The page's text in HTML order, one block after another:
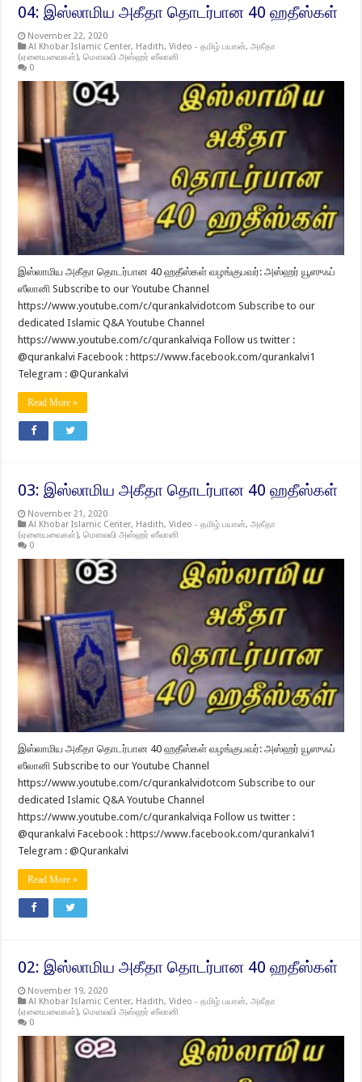
04: இஸ்லாமிய அகீதா தொடர்பான 40 ஹதீஸ்கள்
November 22, 2020
Al Khobar Islamic Center, Hadith,Video - தமிழ் பயான்,அகீதா
(ஏனையவைகள்),மௌலவி அஸ்ஹர் ஸீலானி
0
இஸ்லாமிய அகீதா தொடர்பான 40 ஹதீஸ்கள் வழங்குபவர்: அஸ்ஹர் யூஸுஃப்
ஸீலானி Subscribe to our Youtube Channel
https://www.youtube.com/c/qurankalvidotcom Subscribe to our
dedicated Islamic Q&A Youtube Channel
https://www.youtube.com/c/qurankalviqa Follow us twitter :
@qurankalvi Facebook : https://www.facebook.com/qurankalvi1
Telegram : @Qurankalvi
Read More »
03: இஸ்லாமிய அகீதா தொடர்பான 40 ஹதீஸ்கள்
November 21, 2020
Al Khobar Islamic Center, Hadith,Video - தமிழ் பயான்,அகீதா
(ஏனையவைகள்),மௌலவி அஸ்ஹர் ஸீலானி
0
இஸ்லாமிய அகீதா தொடர்பான 40 ஹதீஸ்கள் வழங்குபவர்: அஸ்ஹர் யூஸுஃப்
ஸீலானி Subscribe to our Youtube Channel
https://www.youtube.com/c/qurankalvidotcom Subscribe to our
dedicated Islamic Q&A Youtube Channel
https://www.youtube.com/c/qurankalviqa Follow us twitter :
@qurankalvi Facebook : https://www.facebook.com/qurankalvi1
Telegram : @Qurankalvi
Read More »
02: இஸ்லாமிய அகீதா தொடர்பான 40 ஹதீஸ்கள்
November 19, 2020
Al Khobar Islamic Center, Hadith,Video - தமிழ் பயான்,அகீதா
(ஏனையவைகள்),மௌலவி அஸ்ஹர் ஸீலானி
0